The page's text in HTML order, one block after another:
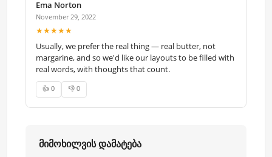
Ema Norton
November 29, 2022
★★★★★
Usually, we prefer the real thing — real butter, not
margarine, and so we'd like our layouts to be filled with
real words, with thoughts that count.
👍 0 👎 0
მიმოხილვის დამატება